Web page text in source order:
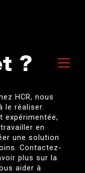
?
HCR, nous
le réaliser.
expérimentée,
en
une solution
Contactez-
plus sur la
aider à